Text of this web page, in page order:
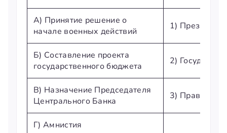
А) Принятие решение о
начале военных действий
1) Президент
Б) Составление проекта
государственного бюджета
2)
В) Назначение Председателя
Центрального Банка
3)
Г) Амнистия